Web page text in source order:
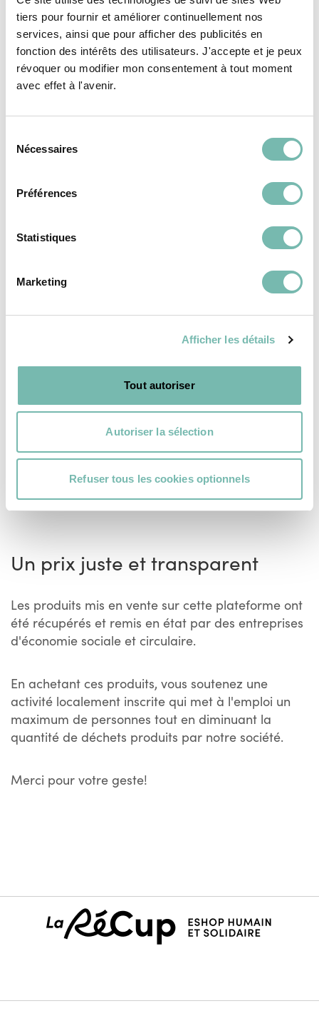
tiers pour fournir et améliorer continuellement nos
services, ainsi que pour afficher des publicités en
fonction des intérêts des utilisateurs. J'accepte et je peux
révoquer ou modifier mon consentement à tout moment
avec effet à l'avenir.
Nécessaires
Préférences
Statistiques
Marketing
Afficher les détails
Tout autoriser
Autoriser la sélection
Refuser tous les cookies optionnels
RESSOURCERIE LE CARRÉ
TOURNAI
RESSOURCERIE LE CARRÉ
SANITAIRE &
WC avec réservoir
35,00 €
WC Villeroy et Boch
sortie horizontale
50,00 €
RESSOURCERIE LE CARRÉ
Voir plus
Un prix juste et transparent
Les produits mis en vente sur cette plateforme ont
été récupérés et remis en état par des entreprises
d'économie sociale et circulaire.
En achetant ces produits, vous soutenez une
activité localement inscrite qui met à l'emploi un
maximum de personnes tout en diminuant la
quantité de déchets produits par notre société.
Merci pour votre geste!